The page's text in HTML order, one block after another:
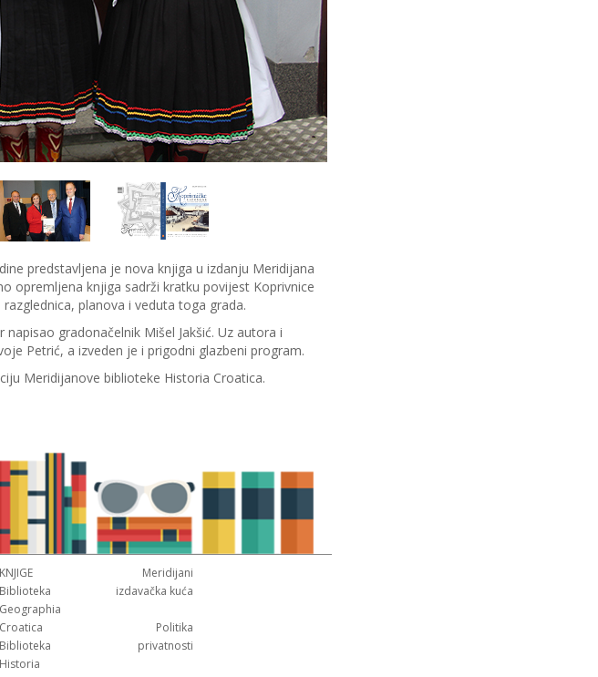
predstavljena je nova knjiga u izdanju Meridijana
opremljena knjiga sadrži kratku povijest Koprivnice
planova i veduta toga grada.
gradonačelnik Mišel Jakšić. Uz autora i
Petrić, a izveden je i prigodni glazbeni program.
Meridijanove biblioteke Historia Croatica.
KNJIGE
Biblioteka
Geographia
Croatica
Biblioteka
Historia
Meridijani
izdavačka kuća
Politika
privatnosti